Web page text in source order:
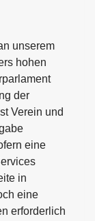
unserem
hohen
der
Verein und
eine
in
eine
erforderlich